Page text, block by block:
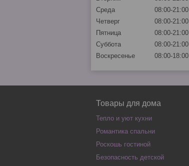
Среда
08:00-21:00
Четверг
08:00-21:00
Пятница
08:00-21:00
Суббота
08:00-21:00
Воскресенье
08:00-18:00
Товары для дома
Тепло и уют кухни
Романтика спальни
Роскошь гостиной
Безопасность детской